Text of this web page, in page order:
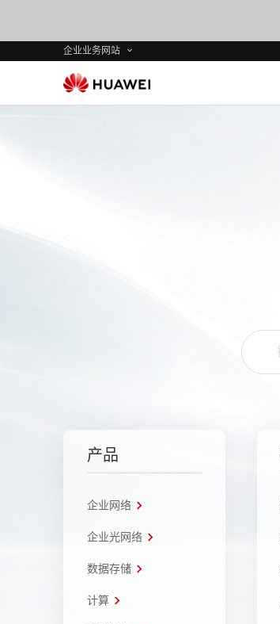
企业业务网站
产品
企业网络
企业光网络
数据存储
计算